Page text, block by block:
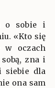
o sobie i
«Kto się
w oczach
zna i
siebie dla
ona sam